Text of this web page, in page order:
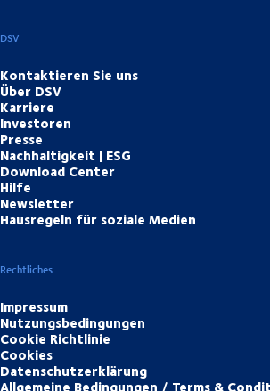
DSV
Kontaktieren Sie uns
Über DSV
Karriere
Investoren
Presse
Nachhaltigkeit | ESG
Download Center
Hilfe
Newsletter
Hausregeln für soziale Medien
Rechtliches
Impressum
Nutzungsbedingungen
Cookie Richtlinie
Cookies
Datenschutzerklärung
Allgemeine Bedingungen / Terms &